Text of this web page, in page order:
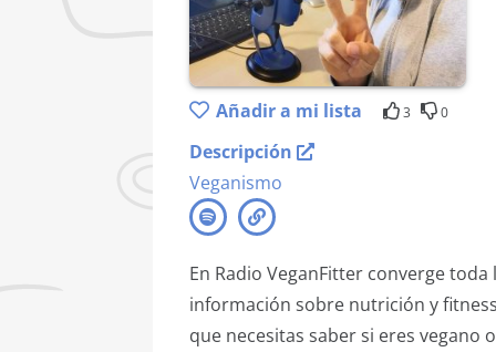
Añadir a mi lista 3 0
Descripción
Veganismo
En Radio VeganFitter converge toda
información sobre nutrición y
que necesitas saber si eres vegano o